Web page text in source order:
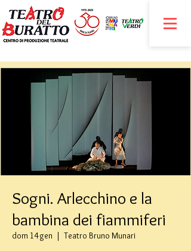
Sogni. Arlecchino e la
bambina dei fiammiferi
dom 14 gen
  |
Teatro Bruno Munari